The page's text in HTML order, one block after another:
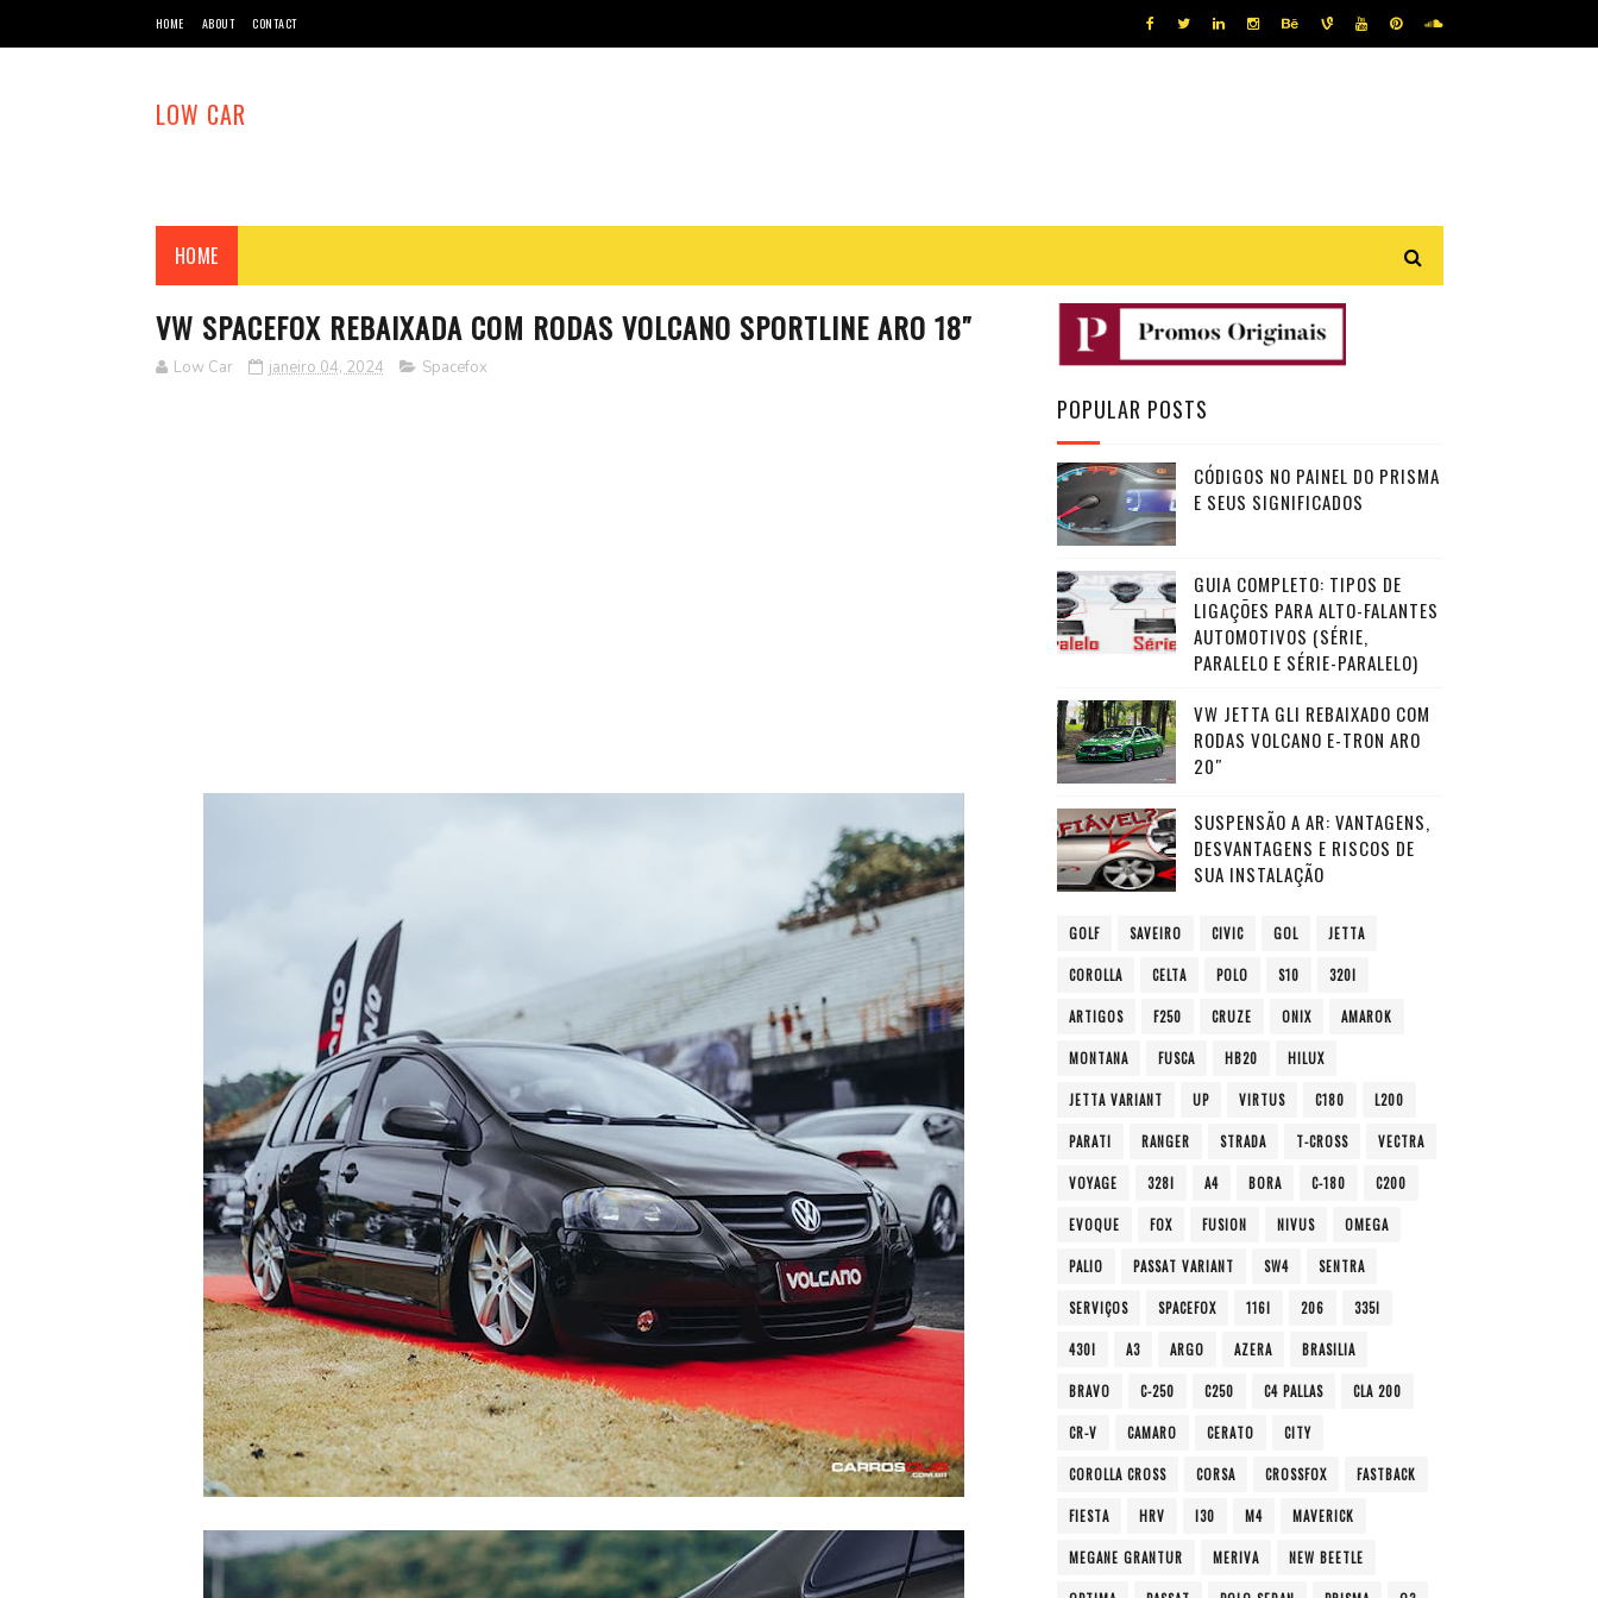
HOME ABOUT CONTACT
LOW CAR
HOME
VW SPACEFOX REBAIXADA COM RODAS VOLCANO SPORTLINE ARO 18″
Low Car janeiro 04, 2024 Spacefox
POPULAR POSTS
CÓDIGOS NO PAINEL DO PRISMA
E SEUS SIGNIFICADOS
GUIA COMPLETO: TIPOS DE
LIGAÇÕES PARA ALTO-FALANTES
AUTOMOTIVOS (SÉRIE,
PARALELO E SÉRIE-PARALELO)
VW JETTA GLI REBAIXADO COM
RODAS VOLCANO E-TRON ARO
20″
SUSPENSÃO A AR: VANTAGENS,
DESVANTAGENS E RISCOS DE
SUA INSTALAÇÃO
GOLF SAVEIRO CIVIC GOL JETTA
COROLLA CELTA POLO S10 320I
ARTIGOS F250 CRUZE ONIX AMAROK
MONTANA FUSCA HB20 HILUX
JETTA VARIANT UP VIRTUS C180 L200
PARATI RANGER STRADA T-CROSS VECTRA
VOYAGE 328I A4 BORA C-180 C200
EVOQUE FOX FUSION NIVUS OMEGA
PALIO PASSAT VARIANT SW4 SENTRA
SERVIÇOS SPACEFOX 116I 206 335I
430I A3 ARGO AZERA BRASILIA
BRAVO C-250 C250 C4 PALLAS CLA 200
CR-V CAMARO CERATO CITY
COROLLA CROSS CORSA CROSSFOX FASTBACK
FIESTA HRV I30 M4 MAVERICK
MEGANE GRANTUR MERIVA NEW BEETLE